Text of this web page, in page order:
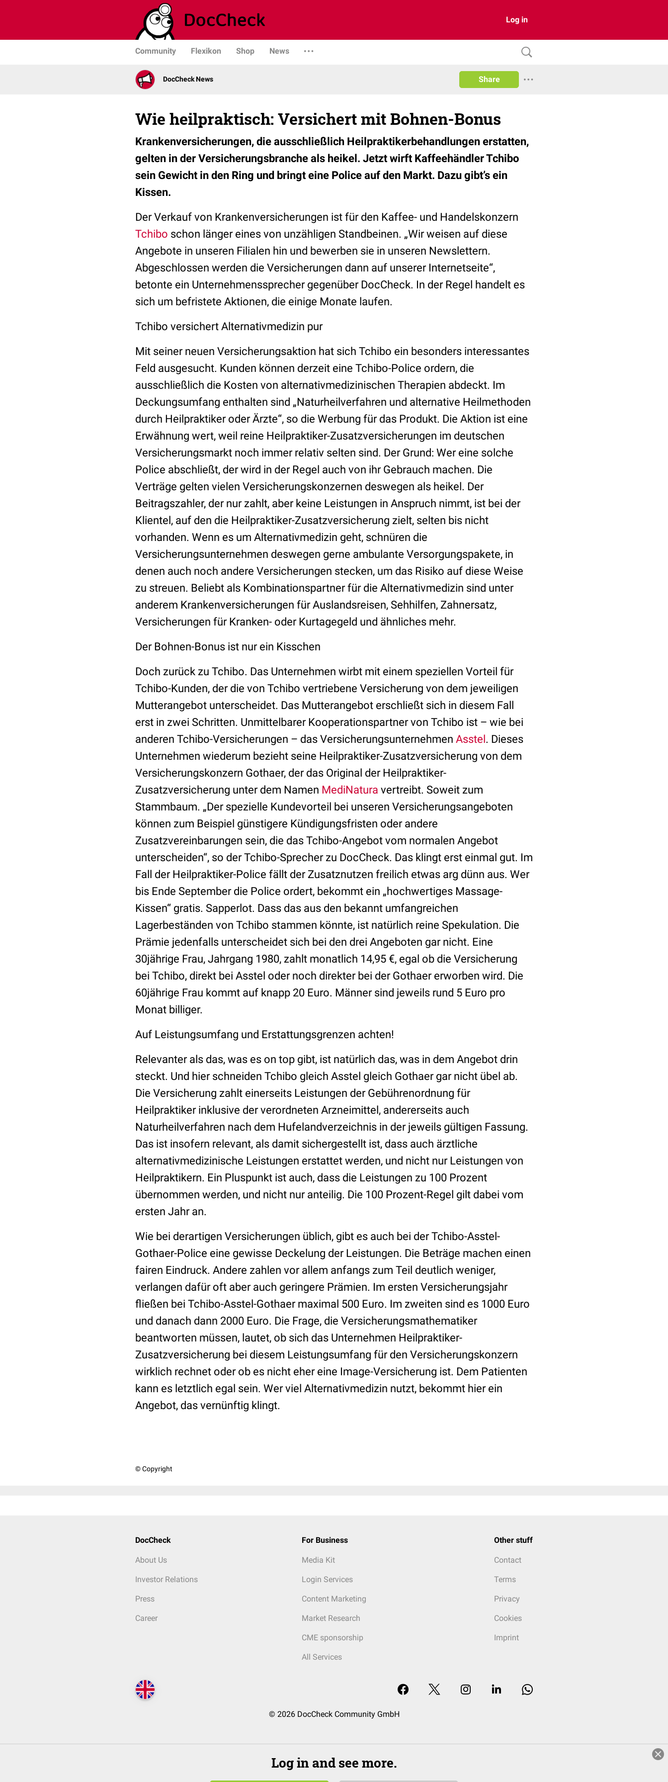
Log in
Community Flexikon Shop News
DocCheck News Share
Wie heilpraktisch: Versichert mit Bohnen-Bonus
Krankenversicherungen, die ausschließlich Heilpraktikerbehandlungen erstatten,
gelten in der Versicherungsbranche als heikel. Jetzt wirft Kaffeehändler Tchibo
sein Gewicht in den Ring und bringt eine Police auf den Markt. Dazu gibt’s ein
Kissen.
Der Verkauf von Krankenversicherungen ist für den Kaffee- und Handelskonzern
Tchibo schon länger eines von unzähligen Standbeinen. „Wir weisen auf diese
Angebote in unseren Filialen hin und bewerben sie in unseren Newslettern.
Abgeschlossen werden die Versicherungen dann auf unserer Internetseite“,
betonte ein Unternehmenssprecher gegenüber DocCheck. In der Regel handelt es
sich um befristete Aktionen, die einige Monate laufen.
Tchibo versichert Alternativmedizin pur
Mit seiner neuen Versicherungsaktion hat sich Tchibo ein besonders interessantes
Feld ausgesucht. Kunden können derzeit eine Tchibo-Police ordern, die
ausschließlich die Kosten von alternativmedizinischen Therapien abdeckt. Im
Deckungsumfang enthalten sind „Naturheilverfahren und alternative Heilmethoden
durch Heilpraktiker oder Ärzte“, so die Werbung für das Produkt. Die Aktion ist eine
Erwähnung wert, weil reine Heilpraktiker-Zusatzversicherungen im deutschen
Versicherungsmarkt noch immer relativ selten sind. Der Grund: Wer eine solche
Police abschließt, der wird in der Regel auch von ihr Gebrauch machen. Die
Verträge gelten vielen Versicherungskonzernen deswegen als heikel. Der
Beitragszahler, der nur zahlt, aber keine Leistungen in Anspruch nimmt, ist bei der
Klientel, auf den die Heilpraktiker-Zusatzversicherung zielt, selten bis nicht
vorhanden. Wenn es um Alternativmedizin geht, schnüren die
Versicherungsunternehmen deswegen gerne ambulante Versorgungspakete, in
denen auch noch andere Versicherungen stecken, um das Risiko auf diese Weise
zu streuen. Beliebt als Kombinationspartner für die Alternativmedizin sind unter
anderem Krankenversicherungen für Auslandsreisen, Sehhilfen, Zahnersatz,
Versicherungen für Kranken- oder Kurtagegeld und ähnliches mehr.
Der Bohnen-Bonus ist nur ein Kisschen
Doch zurück zu Tchibo. Das Unternehmen wirbt mit einem speziellen Vorteil für
Tchibo-Kunden, der die von Tchibo vertriebene Versicherung von dem jeweiligen
Mutterangebot unterscheidet. Das Mutterangebot erschließt sich in diesem Fall
erst in zwei Schritten. Unmittelbarer Kooperationspartner von Tchibo ist – wie bei
anderen Tchibo-Versicherungen – das Versicherungsunternehmen Asstel. Dieses
Unternehmen wiederum bezieht seine Heilpraktiker-Zusatzversicherung von dem
Versicherungskonzern Gothaer, der das Original der Heilpraktiker-
Zusatzversicherung unter dem Namen MediNatura vertreibt. Soweit zum
Stammbaum. „Der spezielle Kundevorteil bei unseren Versicherungsangeboten
können zum Beispiel günstigere Kündigungsfristen oder andere
Zusatzvereinbarungen sein, die das Tchibo-Angebot vom normalen Angebot
unterscheiden“, so der Tchibo-Sprecher zu DocCheck. Das klingt erst einmal gut. Im
Fall der Heilpraktiker-Police fällt der Zusatznutzen freilich etwas arg dünn aus. Wer
bis Ende September die Police ordert, bekommt ein „hochwertiges Massage-
Kissen“ gratis. Sapperlot. Dass das aus den bekannt umfangreichen
Lagerbeständen von Tchibo stammen könnte, ist natürlich reine Spekulation. Die
Prämie jedenfalls unterscheidet sich bei den drei Angeboten gar nicht. Eine
30jährige Frau, Jahrgang 1980, zahlt monatlich 14,95 €, egal ob die Versicherung
bei Tchibo, direkt bei Asstel oder noch direkter bei der Gothaer erworben wird. Die
60jährige Frau kommt auf knapp 20 Euro. Männer sind jeweils rund 5 Euro pro
Monat billiger.
Auf Leistungsumfang und Erstattungsgrenzen achten!
Relevanter als das, was es on top gibt, ist natürlich das, was in dem Angebot drin
steckt. Und hier schneiden Tchibo gleich Asstel gleich Gothaer gar nicht übel ab.
Die Versicherung zahlt einerseits Leistungen der Gebührenordnung für
Heilpraktiker inklusive der verordneten Arzneimittel, andererseits auch
Naturheilverfahren nach dem Hufelandverzeichnis in der jeweils gültigen Fassung.
Das ist insofern relevant, als damit sichergestellt ist, dass auch ärztliche
alternativmedizinische Leistungen erstattet werden, und nicht nur Leistungen von
Heilpraktikern. Ein Pluspunkt ist auch, dass die Leistungen zu 100 Prozent
übernommen werden, und nicht nur anteilig. Die 100 Prozent-Regel gilt dabei vom
ersten Jahr an.
Wie bei derartigen Versicherungen üblich, gibt es auch bei der Tchibo-Asstel-
Gothaer-Police eine gewisse Deckelung der Leistungen. Die Beträge machen einen
fairen Eindruck. Andere zahlen vor allem anfangs zum Teil deutlich weniger,
verlangen dafür oft aber auch geringere Prämien. Im ersten Versicherungsjahr
fließen bei Tchibo-Asstel-Gothaer maximal 500 Euro. Im zweiten sind es 1000 Euro
und danach dann 2000 Euro. Die Frage, die Versicherungsmathematiker
beantworten müssen, lautet, ob sich das Unternehmen Heilpraktiker-
Zusatzversicherung bei diesem Leistungsumfang für den Versicherungskonzern
wirklich rechnet oder ob es nicht eher eine Image-Versicherung ist. Dem Patienten
kann es letztlich egal sein. Wer viel Alternativmedizin nutzt, bekommt hier ein
Angebot, das vernünftig klingt.
© Copyright
DocCheck
About Us
Investor Relations
Press
Career
For Business
Media Kit
Login Services
Content Marketing
Market Research
CME sponsorship
All Services
Other stuff
Contact
Terms
Privacy
Cookies
Imprint
© 2026 DocCheck Community GmbH
Log in and see more.